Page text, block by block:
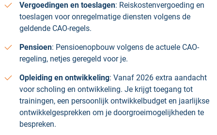
Vergoedingen en toeslagen: Reiskostenvergoeding en
toeslagen voor onregelmatige diensten volgens de
geldende CAO-regels.
Pensioen: Pensioenopbouw volgens de actuele CAO-
regeling, netjes geregeld voor je.
Opleiding en ontwikkeling: Vanaf 2026 extra aandacht
voor scholing en ontwikkeling. Je krijgt toegang tot
trainingen, een persoonlijk ontwikkelbudget en jaarlijkse
ontwikkelgesprekken om je doorgroeimogelijkheden te
bespreken.